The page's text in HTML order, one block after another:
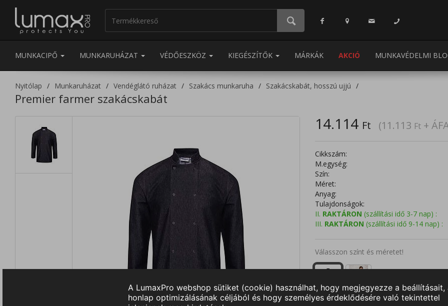
MUNKACIPŐ MUNKARUHÁZAT VÉDŐESZKÖZ KIEGÉSZÍTŐK MÁRKÁK AKCIÓ MUNKAVÉDELMI
Nyitólap Munkaruházat Vendéglátó ruházat Szakács munkaruha Szakácskabát, hosszú ujjú
Premier farmer szakácskabát
14.114 Ft (11.113 Ft +
Cikkszám:
M.egység:
Szín:
Méret:
Anyag:
Tulajdonságok:
II. RAKTÁRON (szállítási idő 3-7 nap) :
III. RAKTÁRON (szállítási idő 9-14 nap) :
Válasszon színt és méretet!